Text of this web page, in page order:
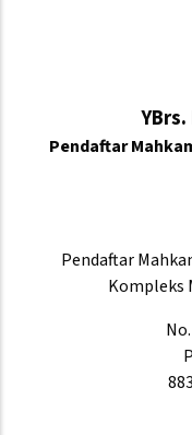
Pendaftar
Pendaftar
Kompleks